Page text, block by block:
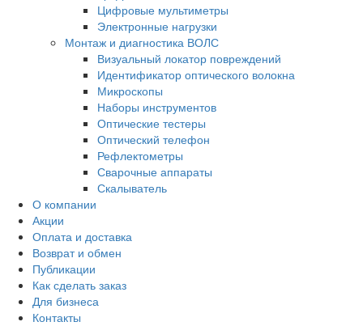
Цифровые мультиметры
Электронные нагрузки
Монтаж и диагностика ВОЛС
Визуальный локатор повреждений
Идентификатор оптического волокна
Микроскопы
Наборы инструментов
Оптические тестеры
Оптический телефон
Рефлектометры
Сварочные аппараты
Скалыватель
О компании
Акции
Оплата и доставка
Возврат и обмен
Публикации
Как сделать заказ
Для бизнеса
Контакты